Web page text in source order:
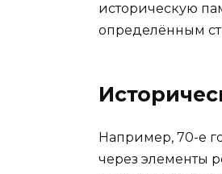
историческую
определённым
Например, 70-е
через элементы